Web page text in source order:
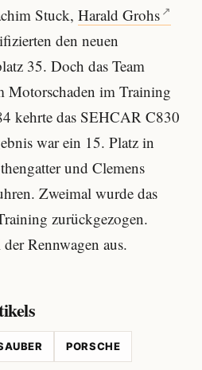
Stuck, Harald Grohs
den neuen
35. Doch das Team
Motorschaden im Training
kehrte das SEHCAR C830
war ein 15. Platz in
und Clemens
Zweimal wurde das
zurückgezogen.
Rennwagen aus.
PORSCHE